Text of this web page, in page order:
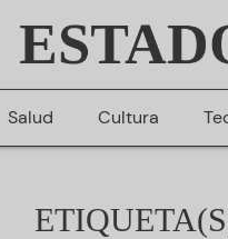
Salud Cultura